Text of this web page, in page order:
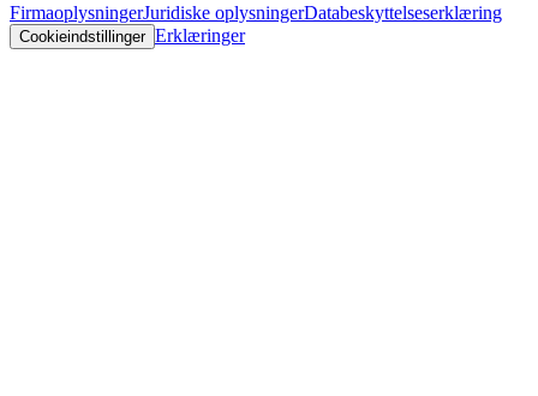
FirmaoplysningerJuridiske oplysningerDatabeskyttelseserklæring
Cookieindstillinger Erklæringer